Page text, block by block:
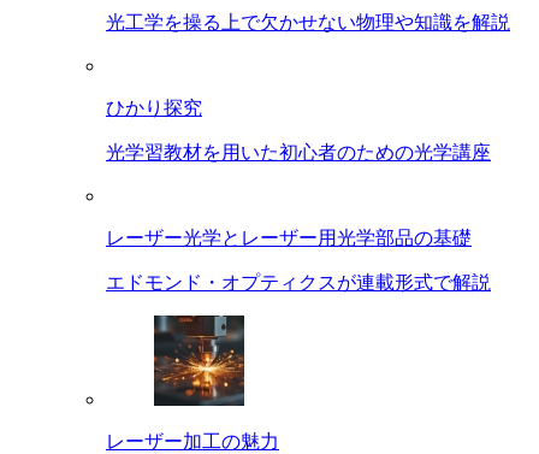
光工学を操る上で欠かせない物理や知識を解説
ひかり探究
光学習教材を用いた初心者のための光学講座
レーザー光学とレーザー用光学部品の基礎
エドモンド・オプティクスが連載形式で解説
レーザー加工の魅力